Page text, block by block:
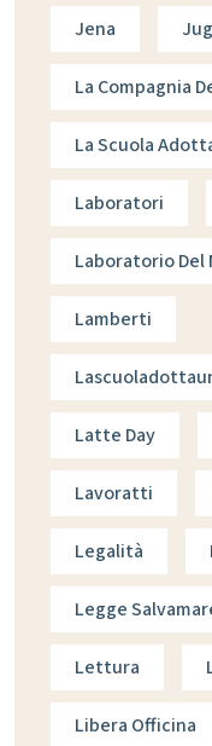
Jena
La Compagnia
La Scuola
Laboratori
Laboratorio Del
Lamberti
Latte Day
Lavoratti
Legalità
Legge
Lettura
Libera Officina